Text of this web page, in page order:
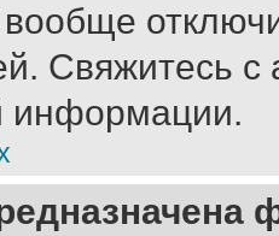
Свяжитесь
информации.